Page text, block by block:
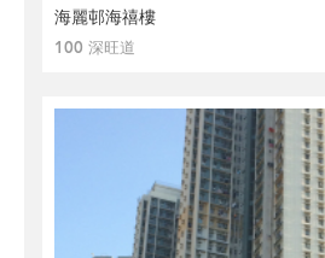
海麗邨海禧樓
100 深旺道